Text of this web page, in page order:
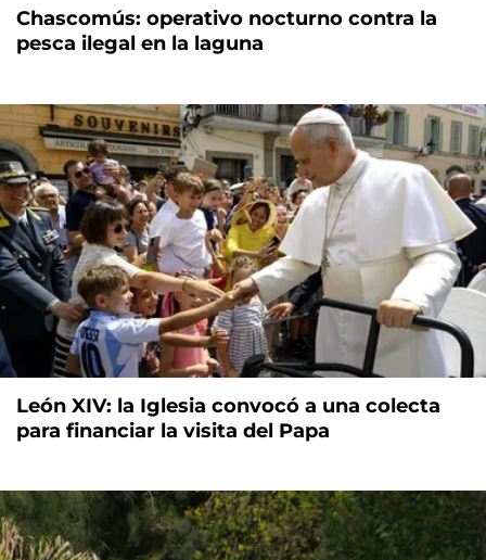
Chascomús: operativo nocturno contra la
pesca ilegal en la laguna
León XIV: la Iglesia convocó a una colecta
para financiar la visita del Papa